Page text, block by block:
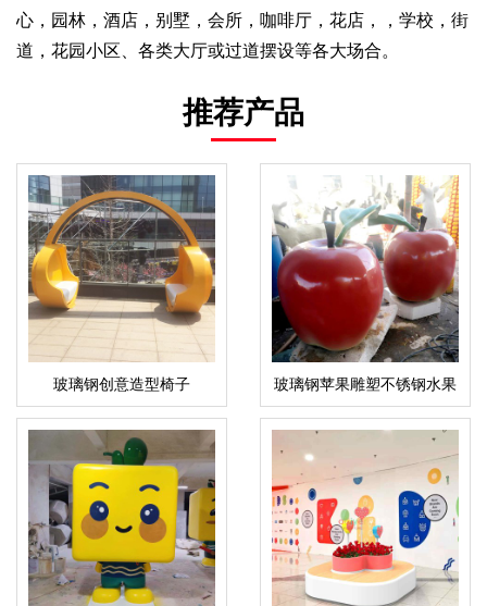
心，园林，酒店，别墅，会所，咖啡厅，花店，，学校，街
道，花园小区、各类大厅或过道摆设等各大场合。
推荐产品
玻璃钢创意造型椅子
玻璃钢苹果雕塑不锈钢水果
摆件